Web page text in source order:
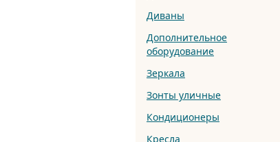
Диваны
Дополнительное
оборудование
Зеркала
Зонты уличные
Кондиционеры
Кресла